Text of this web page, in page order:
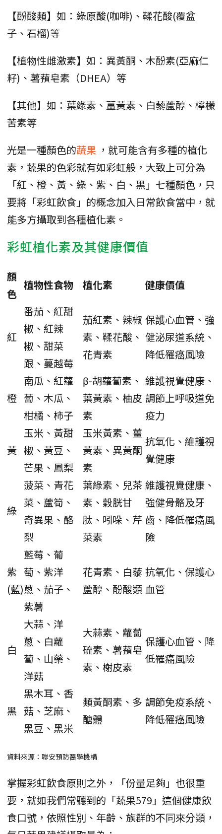
【酚酸類】如：綠原酸(咖啡)、鞣花酸(覆盆
子、石榴)等
【植物性雌激素】如：異黃酮、木酚素(亞麻仁
籽)、薯蕷皂素（DHEA）等
【其他】如：葉綠素、薑黃素、白藜蘆醇、檸檬
苦素等
光是一種顏色的蔬果 ，就可能含有多種的植化
素，蔬果的色彩就有如彩虹般，大致上可分為
「紅、橙、黃、綠、紫、白、黑」七種顏色，只
要將「彩虹飲食」的概念加入日常飲食當中，就
能多方攝取到各種植化素。
彩虹植化素及其健康價值
顏
色
植物性食物 植化素 健康價值
紅
番茄、紅甜
椒、紅辣
椒、甜菜
跟、蔓越莓
茄紅素、辣椒
素、鞣花酸、
花青素
保護心血管、強
健泌尿道系統、
降低罹癌風險
橙
南瓜、紅蘿
蔔、木瓜、
柑橘、柿子
β-胡蘿蔔素、
葉黃素、柚皮
素
維護視覺健康、
調節上呼吸道免
疫力
黃
玉米、黃甜
椒、黃豆、
芒果、鳳梨
玉米黃素、薑
黃素、異黃酮
素
抗氧化、維護視
覺健康
綠
菠菜、青花
菜、蘆筍、
奇異果、酪
梨
葉綠素、兒茶
素、穀胱甘
肽、吲哚、芹
菜素
維護視覺健康、
強健骨骼及牙
齒、降低罹癌風
險
紫
(藍)
藍莓、葡
萄、紫洋
蔥、茄子、
紫薯
花青素、白藜
蘆醇、酚酸類
抗氧化、保護心
血管
白
大蒜、洋
蔥、白蘿
蔔、山藥、
洋菇
大蒜素、蘿蔔
硫素、薯蕷皂
素、榭皮素
保護心血管、降
低罹癌風險
黑
黑木耳、香
菇、芝麻、
黑豆、黑米
類黃酮素、多
醣體
調節免疫系統、
降低罹癌風險
資料來源：聯安預防醫學機構
掌握彩虹飲食原則之外，「份量足夠」也很重
要，就如我們常聽到的「蔬果579」這個健康飲
食口號，依照性別、年齡、族群的不同來分類，